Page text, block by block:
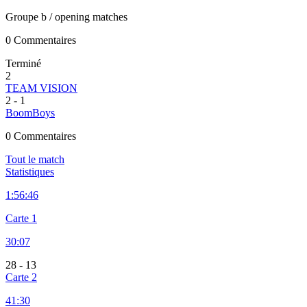
Groupe b / opening matches
0 Commentaires
Terminé
2
TEAM VISION
2 - 1
BoomBoys
0 Commentaires
Tout le match
Statistiques
1:56:46
Carte 1
30:07
28 - 13
Carte 2
41:30